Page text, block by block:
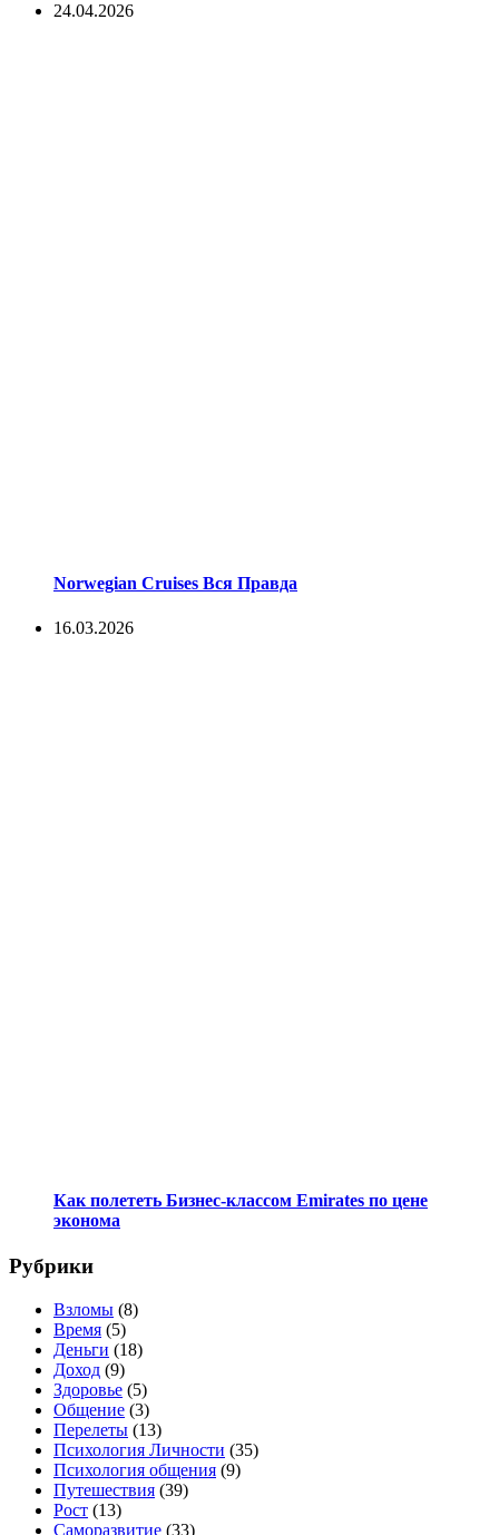
24.04.2026
Norwegian Cruises Вся Правда
16.03.2026
Как полететь Бизнес-классом Emirates по цене
эконома
Рубрики
Взломы (8)
Время (5)
Деньги (18)
Доход (9)
Здоровье (5)
Общение (3)
Перелеты (13)
Психология Личности (35)
Психология общения (9)
Путешествия (39)
Рост (13)
Саморазвитие (33)